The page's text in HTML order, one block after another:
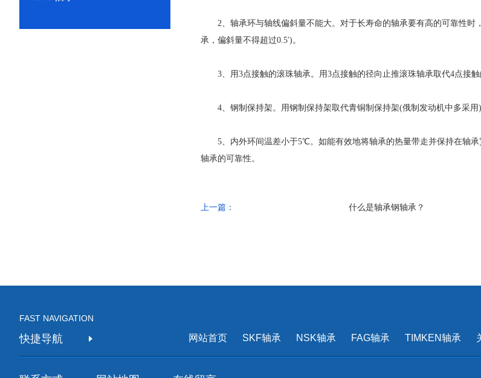
2、轴承环与轴线偏斜量不能大。对于长寿命的轴承要有高的可靠性时
承，偏斜量不得超过0.5′)。
3、用3点接触的滚珠轴承。用3点接触的径向止推滚珠轴承取代4点接触
4、钢制保持架。用钢制保持架取代青铜制保持架(俄制发动机中多采用),
5、内外环间温差小于5℃。如能有效地将轴承的热量带走并保持在轴承
轴承的可靠性。
上一篇： 什么是轴承钢轴承？
FAST NAVIGATION
快捷导航 网站首页 SKF轴承 NSK轴承 FAG轴承 TIMKEN轴承